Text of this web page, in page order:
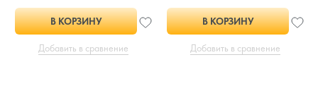
В КОРЗИНУ
Добавить в сравнение
В КОРЗИНУ
Добавить в сравнение